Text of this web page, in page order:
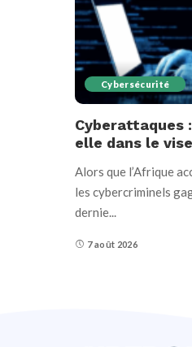
Cybersécurité
Cyberattaques
elle dans le
Alors que l’Afrique
les cybercriminels
dernie
7 août 2026